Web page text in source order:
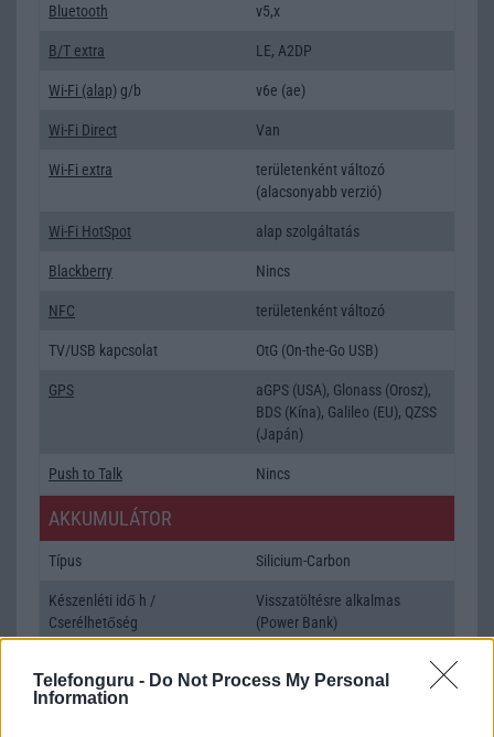
Telefonguru - Do Not Process My Personal
Information
Bluetooth v5,x
B/T extra LE, A2DP
Wi-Fi (alap) g/b v6e (ae)
Wi-Fi Direct Van
Wi-Fi extra
területenként változó
(alacsonyabb verzió)
Wi-Fi HotSpot alap szolgáltatás
Blackberry Nincs
NFC területenként változó
TV/USB kapcsolat OtG (On-the-Go USB)
GPS
aGPS (USA), Glonass (Orosz),
BDS (Kína), Galileo (EU), QZSS
(Japán)
Push to Talk Nincs
AKKUMULÁTOR
Típus Silicium-Carbon
Készenléti idő h /
Cserélhetőség
Visszatöltésre alkalmas
(Power Bank)
Gyorstöltés